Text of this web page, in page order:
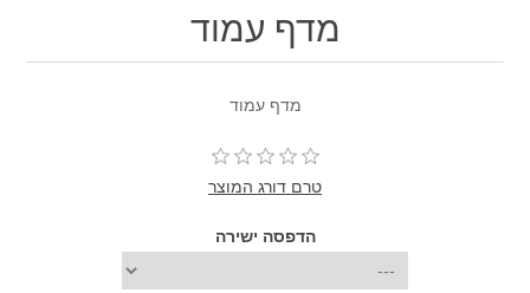
מדף עמוד
מדף עמוד
טרם דורג המוצר
הדפסה ישירה